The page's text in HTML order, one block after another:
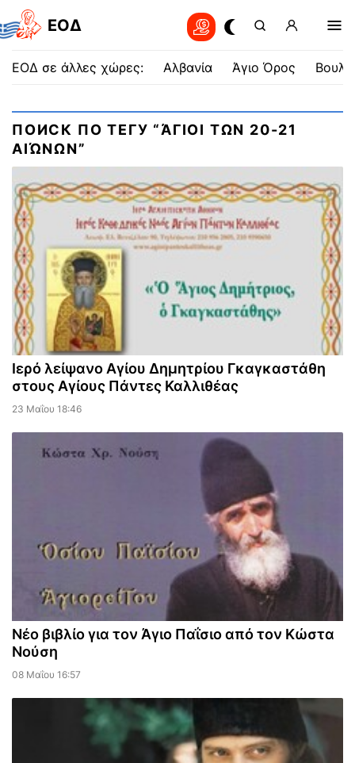
EOΔ
ΕΟΔ σε άλλες χώρες: Αλβανία Άγιο Όρος
ПОИСК ПО ТЕГУ “ΆΓΙΟΙ ΤΩΝ 20-21
ΑΙΏΝΩΝ”
Ιερό λείψανο Αγίου Δημητρίου Γκαγκαστάθη
στους Αγίους Πάντες Καλλιθέας
23 Μαΐου 18:46
Νέο βιβλίο για τον Άγιο Παΐσιο από τον Κώστα
Νούση
08 Μαΐου 16:57